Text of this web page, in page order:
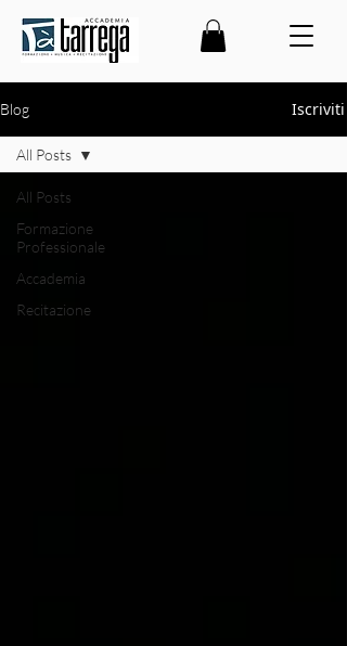
Blog Iscriviti
All Posts
Formazione
Professionale
Accademia
Recitazione
All Posts